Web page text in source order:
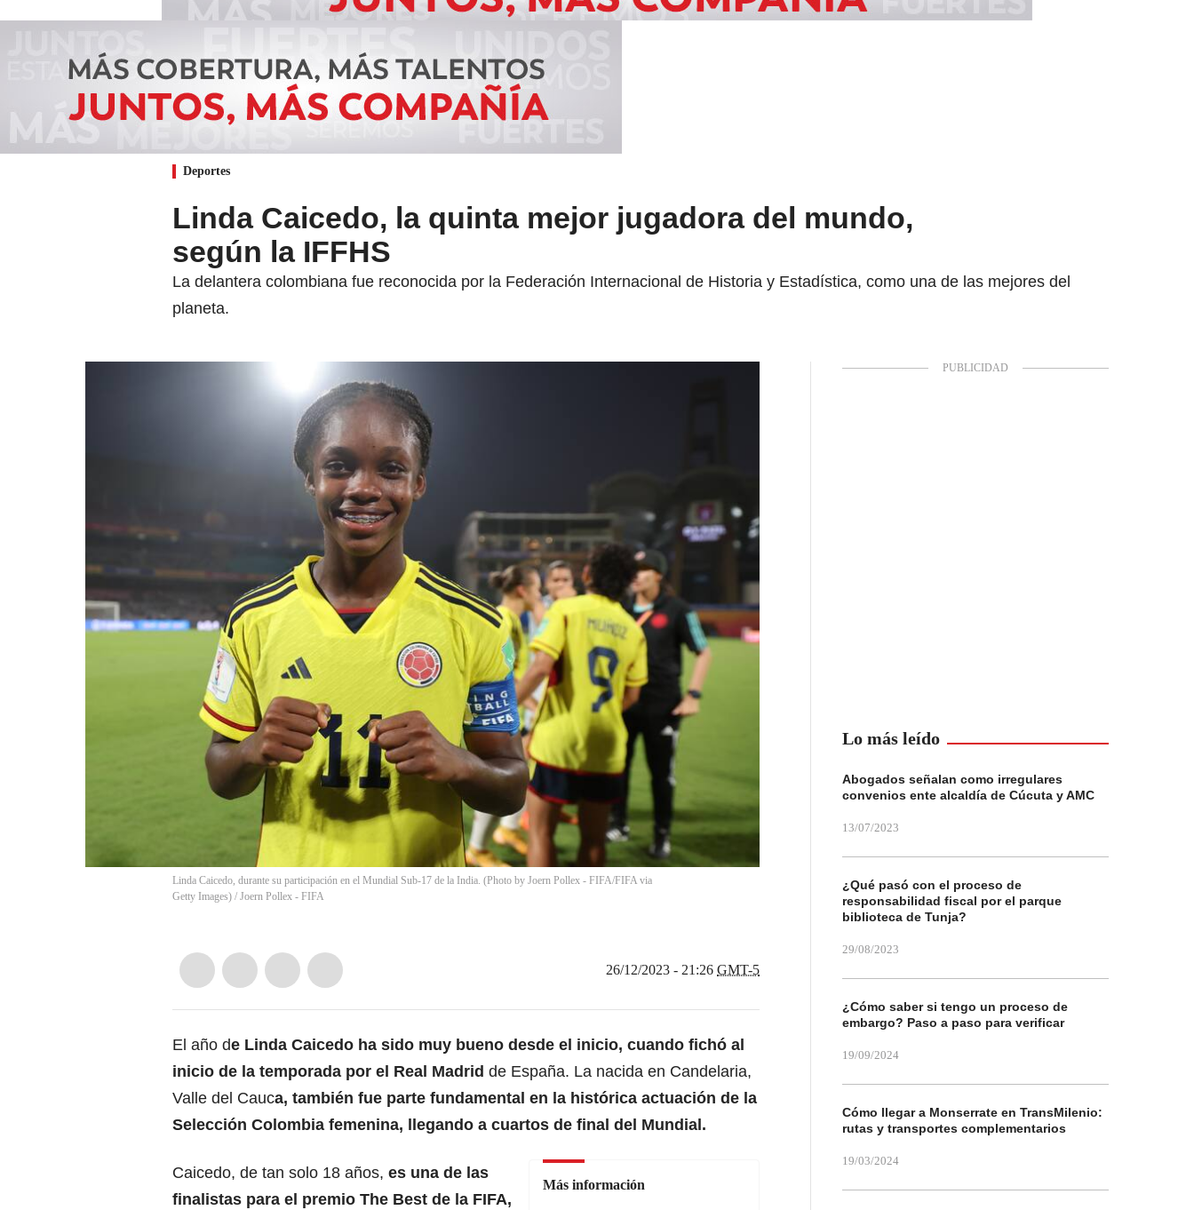
Deportes
Linda Caicedo, la quinta mejor jugadora del mundo,
según la IFFHS
La delantera colombiana fue reconocida por la Federación Internacional de Historia y Estadística, como una de las mejores del
planeta.
Linda Caicedo, durante su participación en el Mundial Sub-17 de la India. (Photo by Joern Pollex - FIFA/FIFA via
Getty Images) / Joern Pollex - FIFA
26/12/2023 - 21:26 GMT-5
El año de Linda Caicedo ha sido muy bueno desde el inicio, cuando fichó al
inicio de la temporada por el Real Madrid de España. La nacida en Candelaria,
Valle del Cauca, también fue parte fundamental en la histórica actuación de la
Selección Colombia femenina, llegando a cuartos de final del Mundial.
Más información
Caicedo, de tan solo 18 años, es una de las
finalistas para el premio The Best de la FIFA,
Lo más leído
Abogados señalan como irregulares
convenios ente alcaldía de Cúcuta y AMC
13/07/2023
¿Qué pasó con el proceso de
responsabilidad fiscal por el parque
biblioteca de Tunja?
29/08/2023
¿Cómo saber si tengo un proceso de
embargo? Paso a paso para verificar
19/09/2024
Cómo llegar a Monserrate en TransMilenio:
rutas y transportes complementarios
19/03/2024